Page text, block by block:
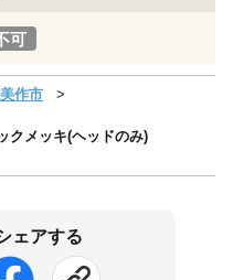
可
作市
クメッキ(ヘッドのみ)
ェアする